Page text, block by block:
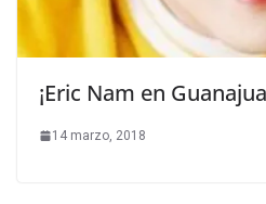
¡Eric Nam en
14 marzo, 2018